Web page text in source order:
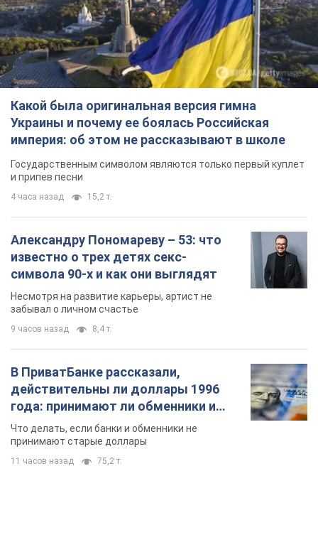
Какой была оригинальная версия гимна
Украины и почему ее боялась Российская
империя: об этом не рассказывают в школе
Государственным символом являются только первый куплет
и припев песни
4 часа назад 15,2 т.
Александру Пономареву – 53: что
известно о трех детях секс-
символа 90-х и как они выглядят
Несмотря на развитие карьеры, артист не
забывал о личном счастье
9 часов назад 8,4 т.
В ПриватБанке рассказали,
действительны ли доллары 1996
года: принимают ли обменники и
банки такие купюры
Что делать, если банки и обменники не
принимают старые доллары
11 часов назад 75,2 т.